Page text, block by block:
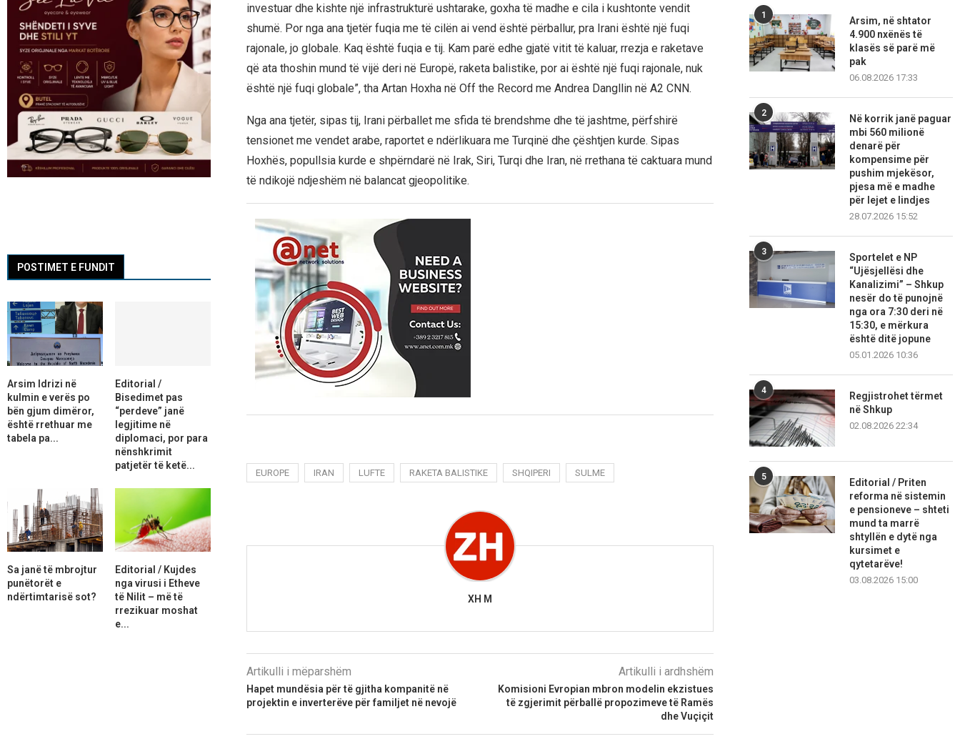
investuar dhe kishte një infrastrukturë ushtarake, goxha të madhe e cila i kushtonte vendit
shumë. Por nga ana tjetër fuqia me të cilën ai vend është përballur, pra Irani është një fuqi
rajonale, jo globale. Kaq është fuqia e tij. Kam parë edhe gjatë vitit të kaluar, rrezja e raketave
që ata thoshin mund të vijë deri në Europë, raketa balistike, por ai është një fuqi rajonale, nuk
është një fuqi globale”, tha Artan Hoxha në Off the Record me Andrea Dangllin në A2 CNN.
Nga ana tjetër, sipas tij, Irani përballet me sfida të brendshme dhe të jashtme, përfshirë
tensionet me vendet arabe, raportet e ndërlikuara me Turqinë dhe çështjen kurde. Sipas
Hoxhës, popullsia kurde e shpërndarë në Irak, Siri, Turqi dhe Iran, në rrethana të caktuara mund
të ndikojë ndjeshëm në balancat gjeopolitike.
EUROPE IRAN LUFTE RAKETA BALISTIKE SHQIPERI SULME
XH M
Artikulli i mëparshëm
Hapet mundësia për të gjitha kompanitë në
projektin e inverterëve për familjet në nevojë
Artikulli i ardhshëm
Komisioni Evropian mbron modelin ekzistues
të zgjerimit përballë propozimeve të Ramës
dhe Vuçiçit
1
Arsim, në shtator
4.900 nxënës të
klasës së parë më
pak
06.08.2026 17:33
2
Në korrik janë paguar
mbi 560 milionë
denarë për
kompensime për
pushim mjekësor,
pjesa më e madhe
për lejet e lindjes
28.07.2026 15:52
3
Sportelet e NP
“Ujësjellësi dhe
Kanalizimi” – Shkup
nesër do të punojnë
nga ora 7:30 deri në
15:30, e mërkura
është ditë jopune
05.01.2026 10:36
4
Regjistrohet tërmet
në Shkup
02.08.2026 22:34
5
Editorial / Priten
reforma në sistemin
e pensioneve – shteti
mund ta marrë
shtyllën e dytë nga
kursimet e
qytetarëve!
03.08.2026 15:00
POSTIMET E FUNDIT
Arsim Idrizi në
kulmin e verës po
bën gjum dimëror,
është rrethuar me
tabela pa...
Editorial /
Bisedimet pas
“perdeve” janë
legjitime në
diplomaci, por para
nënshkrimit
patjetër të ketë...
Sa janë të mbrojtur
punëtorët e
ndërtimtarisë sot?
Editorial / Kujdes
nga virusi i Etheve
të Nilit – më të
rrezikuar moshat
e...